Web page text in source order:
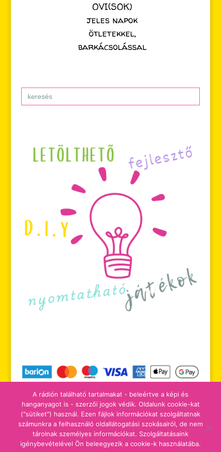
OVI(SOK)
jeles napok
ötletekkel,
barkácsolással
Search
for:
tájékoztatók adomány/támogatás
A rádión található tartalmakat - beleértve a képi és
hanganyagot is - szerzői jogok védik. Oldalunk cookie-kat
("sütiket") használ. Ezen fájlok információkat szolgáltatnak
számunkra a felhasználó oldallátogatási szokásairól, de nem
tárolnak személyes információkat. Szolgáltatásaink
igénybevételével Ön beleegyezik a cookie-k használatába.